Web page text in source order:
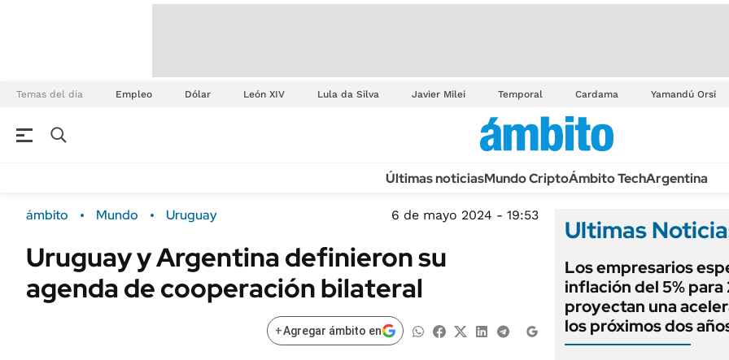
Temas del día Empleo Dólar León XIV Lula da Silva Javier Milei Temporal Cardama Yamandú Orsi
Últimas noticiasMundo CriptoÁmbito TechArgentina
ámbito Mundo Uruguay 6 de mayo 2024 - 19:53
Uruguay y Argentina definieron su
agenda de cooperación bilateral
+Agregar ámbito en
Ultimas
Los empresarios
inflación del 5% para
proyectan una
los próximos dos